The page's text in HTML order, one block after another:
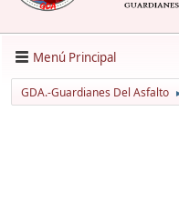
Menú Principal
GDA.-Guardianes Del Asfalto